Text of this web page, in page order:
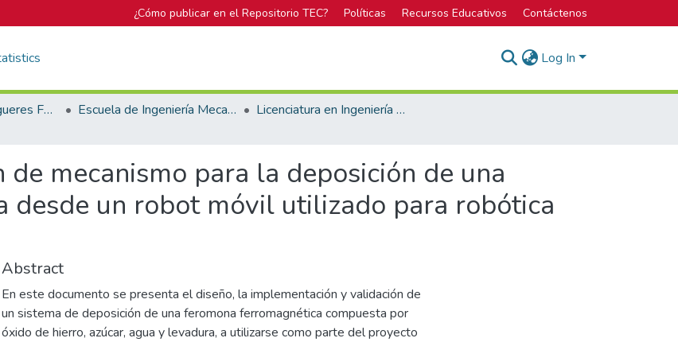
¿Cómo publicar en el Repositorio TEC? Políticas Recursos Educativos Contáctenos
Log In
Biblioteca José Figueres Ferrer Escuela de Ingeniería Mecatrónica (antes era Área Académica de Ingeniería Mecatrónica)
Licenciatura en Ingeniería Mecatrónica
mecanismo para la deposición de una
desde un robot móvil utilizado para robótica
Abstract
En este documento se presenta el diseño, la implementación y validación de
un sistema de deposición de una feromona ferromagnética compuesta por
óxido de hierro, azúcar, agua y levadura, a utilizarse como parte del proyecto